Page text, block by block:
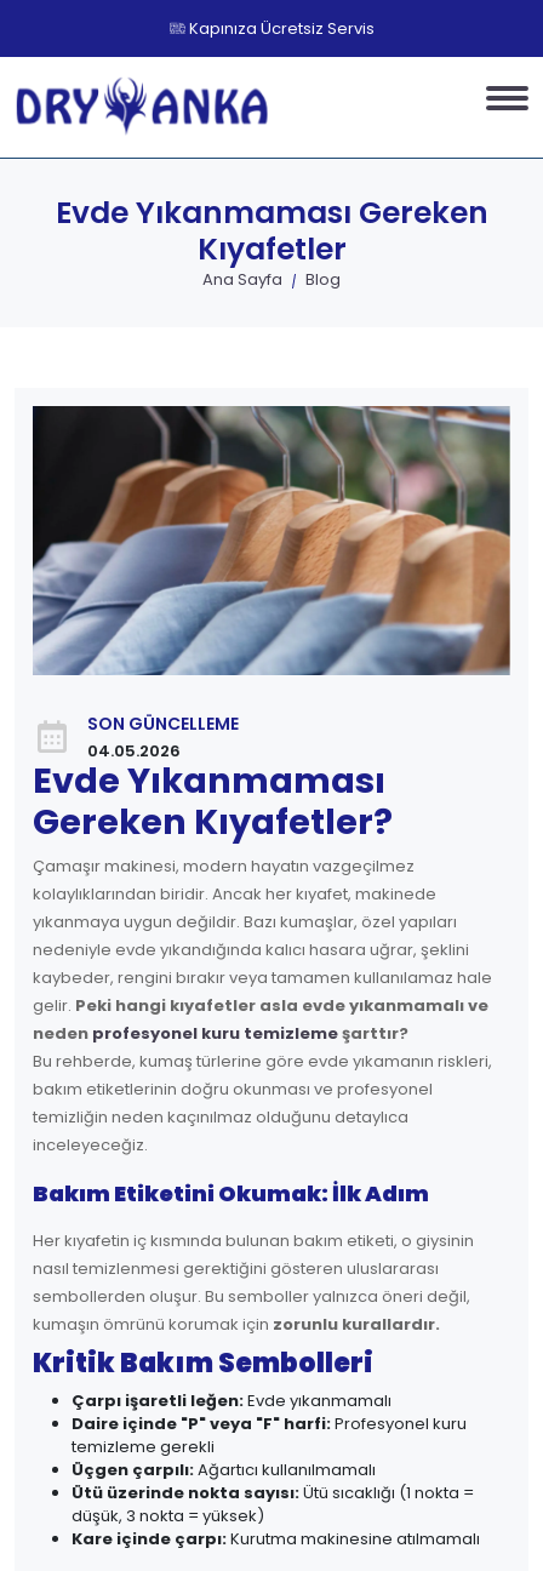
Kapınıza Ücretsiz Servis
Evde Yıkanmaması Gereken
Kıyafetler
Ana Sayfa Blog
SON GÜNCELLEME
04.05.2026
Evde Yıkanmaması
Gereken Kıyafetler?
Çamaşır makinesi, modern hayatın vazgeçilmez
kolaylıklarından biridir. Ancak her kıyafet, makinede
yıkanmaya uygun değildir. Bazı kumaşlar, özel yapıları
nedeniyle evde yıkandığında kalıcı hasara uğrar, şeklini
kaybeder, rengini bırakır veya tamamen kullanılamaz hale
gelir. Peki hangi kıyafetler asla evde yıkanmamalı ve
neden profesyonel kuru temizlemeşarttır?
Bu rehberde, kumaş türlerine göre evde yıkamanın riskleri,
bakım etiketlerinin doğru okunması ve profesyonel
temizliğin neden kaçınılmaz olduğunu detaylıca
inceleyeceğiz.
Bakım Etiketini Okumak: İlk Adım
Her kıyafetin iç kısmında bulunan bakım etiketi, o giysinin
nasıl temizlenmesi gerektiğini gösteren uluslararası
sembollerden oluşur. Bu semboller yalnızca öneri değil,
kumaşın ömrünü korumak için zorunlu kurallardır.
Kritik Bakım Sembolleri
Çarpı işaretli leğen:Evde yıkanmamalı
Daire içinde "P" veya "F" harfi:Profesyonel kuru
temizleme gerekli
Üçgen çarpılı:Ağartıcı kullanılmamalı
Ütü üzerinde nokta sayısı:Ütü sıcaklığı (1 nokta =
düşük, 3 nokta = yüksek)
Kare içinde çarpı:Kurutma makinesine atılmamalı